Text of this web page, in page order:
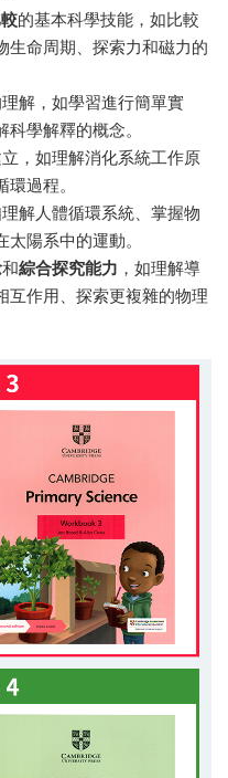
的基本科學技能，如比較
生命周期、探索力和磁力的
解，如學習進行簡單實
學解釋的概念。
，如理解消化系統工作原
過程。
理解人體循環系統、掌握物
陽系中的運動。
和綜合探究能力 ，如理解導
互作用、探索更複雜的物理